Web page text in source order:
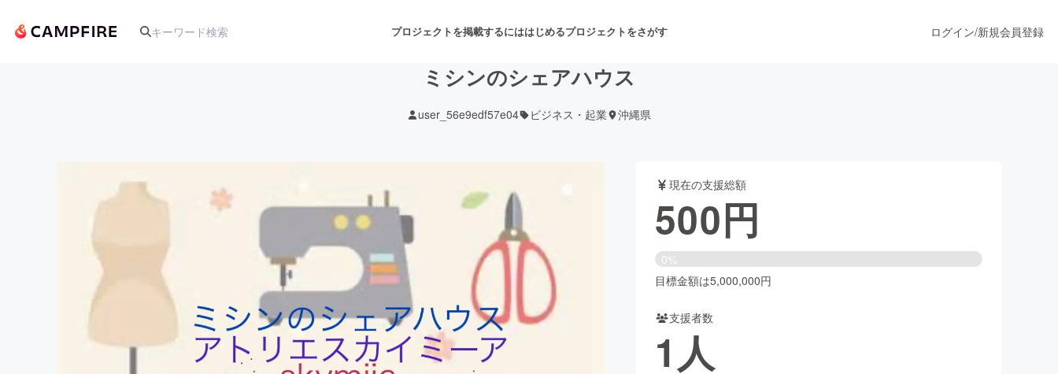
プロジェクトを掲載するにははじめるプロジェクトをさがす
アート・写真 音楽 舞台・パフォーマンス
映像・映画 書籍・雑誌出版
ビジネス・起業 チャレンジ ビューティー・ヘルスケア
まちづくり・地域活性化
ログイン/新規会員登録
ミシンのシェアハウス
user_56e9edf57e04 ビジネス・起業 沖縄県
現在の支援総額
500円
0%
目標金額は5,000,000円
支援者数
1人